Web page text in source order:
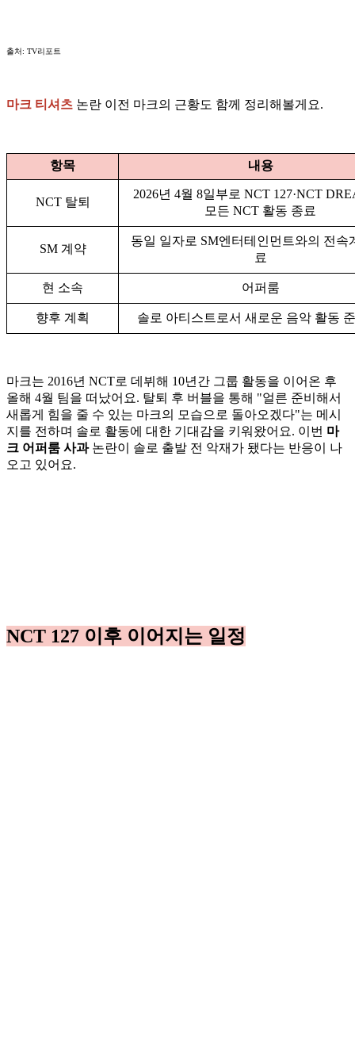
출처: TV리포트
마크 티셔츠 논란 이전 마크의 근황도 함께 정리해볼게요.
항목 내용
NCT 탈퇴
2026년 4월 8일부로 NCT 127·NCT
모든 NCT 활동 종료
SM 계약
동일 일자로 SM엔터테인먼트와의 전속
료
현 소속 어퍼룸
향후 계획 솔로 아티스트로서 새로운 음악 활동
마크는 2016년 NCT로 데뷔해 10년간 그룹 활동을 이어온 후
올해 4월 팀을 떠났어요. 탈퇴 후 버블을 통해 "얼른 준비해서
새롭게 힘을 줄 수 있는 마크의 모습으로 돌아오겠다"는 메시
지를 전하며 솔로 활동에 대한 기대감을 키워왔어요. 이번 마
크 어퍼룸 사과논란이 솔로 출발 전 악재가 됐다는 반응이 나
오고 있어요.
NCT 127 이후 이어지는 일정